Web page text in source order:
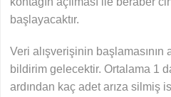
başlayacaktır.
Veri alışverişinin
bildirim gelecektir. Ortalama 1
ardından kaç adet arıza silmiş